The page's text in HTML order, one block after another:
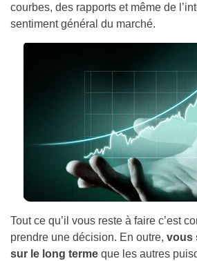
courbes, des rapports et même de
sentiment général du marché.
Tout ce qu’il vous reste à faire c’est
prendre une décision. En outre, vous
sur le long terme que les autres